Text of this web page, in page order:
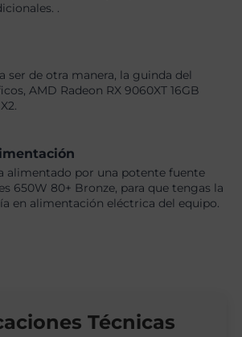
.
ser de otra manera, la guinda del
AMD Radeon RX 9060XT 16GB
alimentado por una potente fuente
650W 80+ Bronze, para que tengas la
en alimentación eléctrica del equipo.
Técnicas